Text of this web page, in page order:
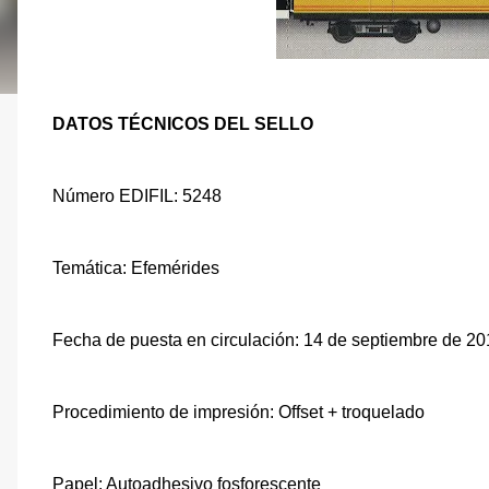
DATOS TÉCNICOS DEL SELLO
Número EDIFIL: 5248
Temática: Efemérides
Fecha de puesta en circulación: 14 de septiembre de
Procedimiento de impresión: Offset + troquelado
Papel: Autoadhesivo fosforescente